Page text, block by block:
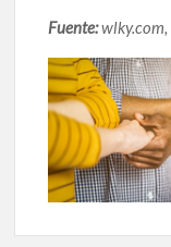
Fuente:wlky.com,